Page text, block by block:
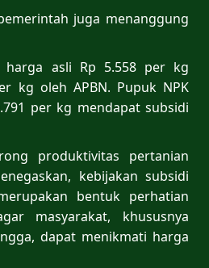
juga menanggung
harga asli Rp 5.558 per kg
kg oleh APBN. Pupuk NPK
per kg mendapat subsidi
produktivitas pertanian
kebijakan subsidi
bentuk perhatian
masyarakat, khususnya
dapat menikmati harga